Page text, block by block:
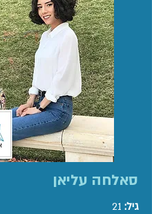
סאלחה עליאן
גיל: